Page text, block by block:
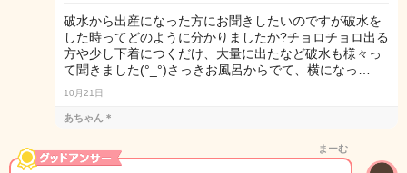
破水から出産になった方にお聞きしたいのですが破水を
した時ってどのように分かりましたか?チョロチョロ出る
方や少し下着につくだけ、大量に出たなど破水も様々っ
て聞きました(°_°)さっきお風呂からでて、横になっ…
10月21日
あちゃん＊
まーむ